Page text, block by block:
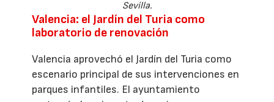
Sevilla.
Valencia: el Jardín del Turia como
laboratorio de renovación
Valencia aprovechó el Jardín del Turia como
escenario principal de sus intervenciones en
parques infantiles. El ayuntamiento